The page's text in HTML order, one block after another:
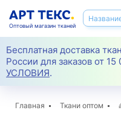
Бесплатная доставка
России для заказов от 15
УСЛОВИЯ.
Оптовый магазин тканей
Главная Ткани оптом